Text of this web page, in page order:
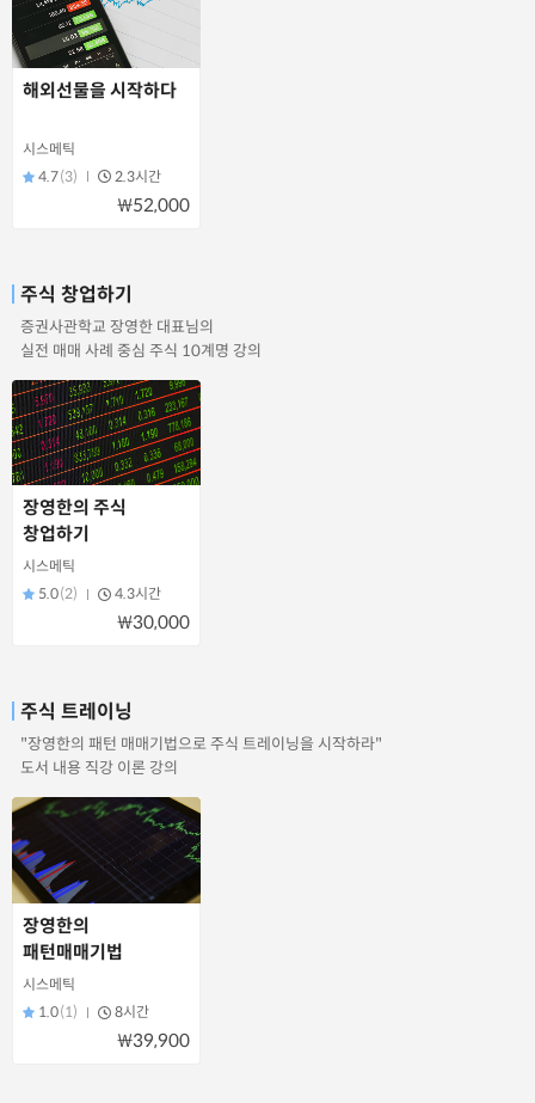
해외선물을 시작하다
시스메틱
4.7(3) 2.3시간
₩52,000
주식 창업하기
증권사관학교 장영한 대표님의
실전 매매 사례 중심 주식 10계명 강의
장영한의 주식
창업하기
시스메틱
5.0(2) 4.3시간
₩30,000
주식 트레이닝
"장영한의 패턴 매매기법으로 주식 트레이닝을 시작하라"
도서 내용 직강 이론 강의
장영한의
패턴매매기법
시스메틱
1.0(1) 8시간
₩39,900